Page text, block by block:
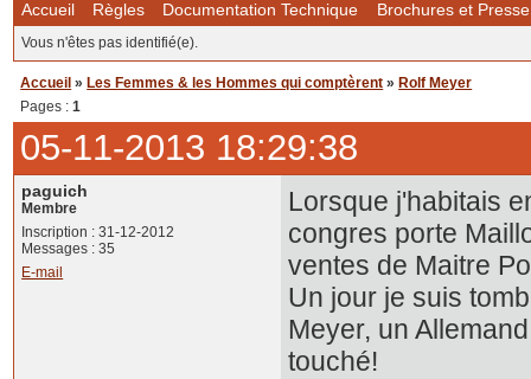
Accueil Règles Documentation Technique Brochures et Presse
Vous n'êtes pas identifié(e).
Accueil » Les Femmes & les Hommes qui comptèrent » Rolf Meyer
Pages :1
05-11-2013 18:29:38
paguich
Membre
Inscription : 31-12-2012
Messages : 35
E-mail
Lorsque j'habitais
congres porte
ventes de Maitre
Un jour je suis
Meyer, un
touché!